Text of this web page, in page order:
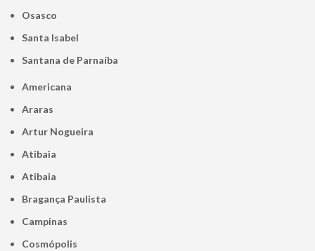
Osasco
Santa Isabel
Santana de Parnaíba
Americana
Araras
Artur Nogueira
Atibaia
Atibaia
Bragança Paulista
Campinas
Cosmópolis